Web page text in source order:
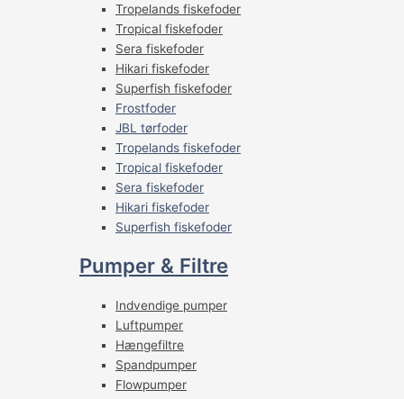
Tropelands fiskefoder
Tropical fiskefoder
Sera fiskefoder
Hikari fiskefoder
Superfish fiskefoder
Frostfoder
JBL tørfoder
Tropelands fiskefoder
Tropical fiskefoder
Sera fiskefoder
Hikari fiskefoder
Superfish fiskefoder
Pumper & Filtre
Indvendige pumper
Luftpumper
Hængefiltre
Spandpumper
Flowpumper